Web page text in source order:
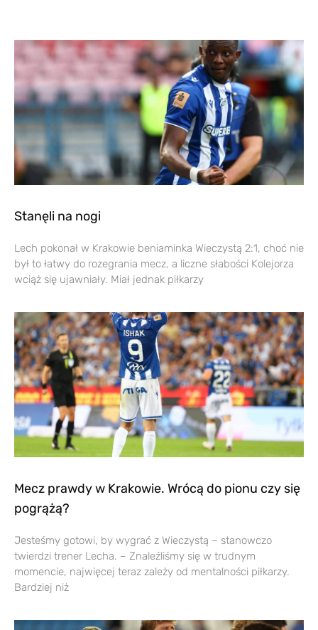
Stanęli na nogi
Lech pokonał w Krakowie beniaminka Wieczystą 2:1, choć nie
był to łatwy do rozegrania mecz, a liczne słabości Kolejorza
wciąż się ujawniały. Miał jednak piłkarzy
Mecz prawdy w Krakowie. Wrócą do pionu czy się
pogrążą?
Jesteśmy gotowi, by wygrać z Wieczystą – stanowczo
twierdzi trener Lecha. – Znaleźliśmy się w trudnym
momencie, najwięcej teraz zależy od mentalności piłkarzy.
Bardziej niż